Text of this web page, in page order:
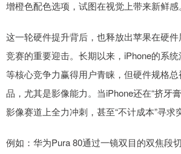
增橙色配色选项，试图在视觉上带来新鲜感。
这一轮硬件提升背后，也释放出苹果在硬
竞赛的重要迎击。长期以来，iPhone的系
等核心竞争力赢得用户青睐，但硬件规格
品，尤其是影像能力。当iPhone还在“挤牙
影像赛道上全力冲刺，甚至“不计成本”寻求
例如：华为Pura 80通过一镜双目的双焦段